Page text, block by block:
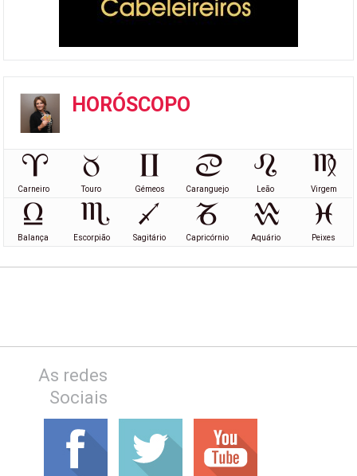
HORÓSCOPO
Carneiro Touro Gémeos Caranguejo Leão Virgem
Balança Escorpião Sagitário Capricórnio Aquário Peixes
As redes
Sociais